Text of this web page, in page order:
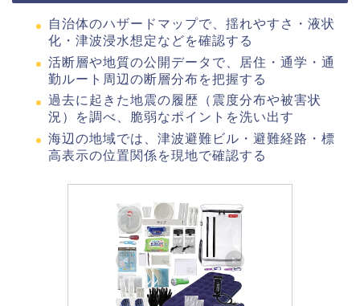
自治体のハザードマップで、揺れやすさ・液状
化・津波浸水想定などを確認する
活断層や地質の公開データで、居住・通学・通
勤ルート周辺の断層分布を把握する
過去に起きた地震の履歴（震度分布や被害状
況）を調べ、脆弱なポイントを洗い出す
海辺の地域では、津波避難ビル・避難経路・標
高表示の位置関係を現地で確認する